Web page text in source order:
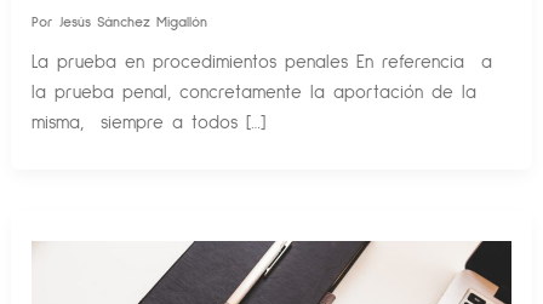
PorJesús Sánchez Migallón
La prueba en procedimientos penales En referencia a
la prueba penal, concretamente la aportación de la
misma, siempre a todos […]